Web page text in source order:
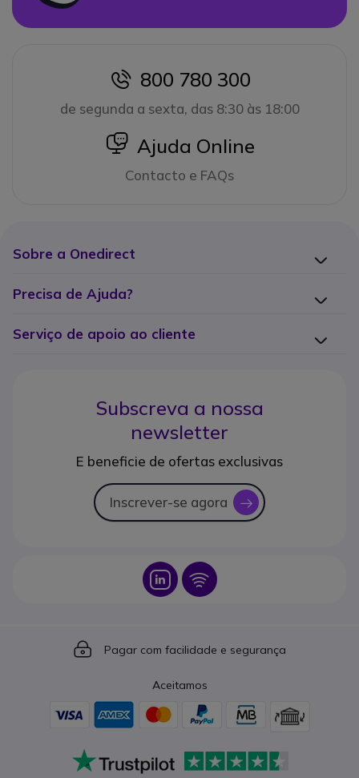
icon
800 780 300
de segunda a sexta, das 8:30 às 18:00
icon
Ajuda Online
Contacto e FAQs
Sobre a Onedirect
Precisa de Ajuda?
Serviço de apoio ao cliente
Subscreva a nossa
newsletter
E beneficie de ofertas exclusivas
Inscrever-se agora icon
Icon Icon
Icon
Pagar com facilidade e segurança
Aceitamos